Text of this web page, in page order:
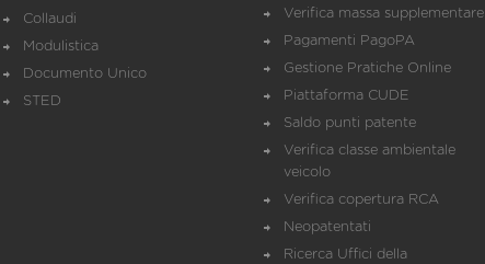
Collaudi
Modulistica
Documento Unico
STED
Verifica massa supplementare
Pagamenti PagoPA
Gestione Pratiche Online
Piattaforma CUDE
Saldo punti patente
Verifica classe ambientale
veicolo
Verifica copertura RCA
Neopatentati
Ricerca Uffici della